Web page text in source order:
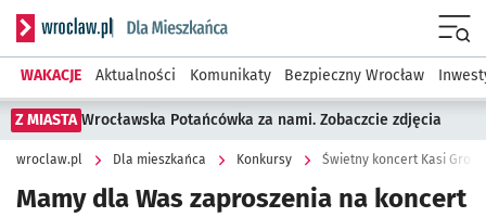
Serwis informacyjny wroclaw.pl podserwis: Dla mieszkańca
WAKACJE Aktualności Komunikaty Bezpieczny Wrocław
Z MIASTA Wrocławska Potańcówka za nami. Zobaczcie zdjęcia
wroclaw.pl Dla mieszkańca Konkursy Świetny koncert Kasi
Mamy dla Was zaproszenia na koncert